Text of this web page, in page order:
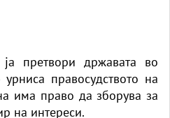
претвори државата во
правосудството на
има право да зборува за
на интереси.